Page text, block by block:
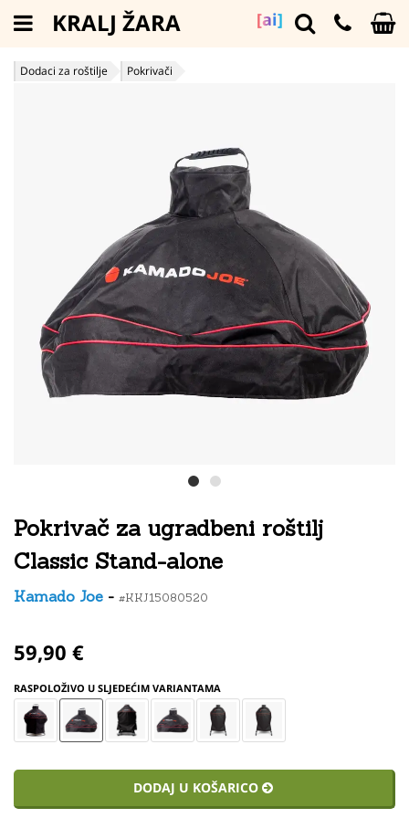
[ai]
KRALJ ŽARA
Dodaci za roštilje Pokrivači
Pokrivač za ugradbeni roštilj
Classic Stand-alone
Kamado Joe - #KKJ15080520
59,90 €
RASPOLOŽIVO U SLJEDEĆIM VARIANTAMA
DODAJ U KOŠARICO